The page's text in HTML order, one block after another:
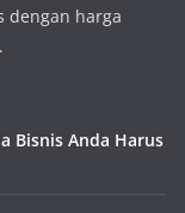
dengan harga
Bisnis Anda Harus